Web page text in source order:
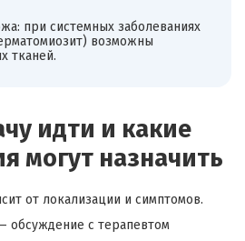
при системных заболеваниях
возможны
тканей.
идти и какие
могут назначить
от локализации и симптомов.
обсуждение с терапевтом